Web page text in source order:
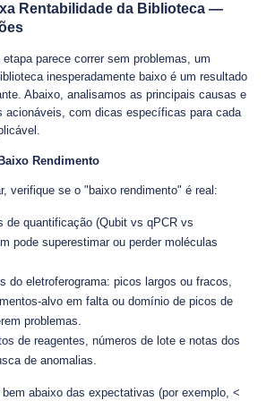
Rentabilidade da Biblioteca —
parece correr sem problemas, um
inesperadamente baixo é um resultado
Abaixo, analisamos as principais causas e
acionáveis, com dicas específicas para cada
Rendimento
verifique se o "baixo rendimento" é real:
de quantificação (Qubit vs qPCR vs
pode superestimar ou perder moléculas
do eletroferograma: picos largos ou fracos,
alvo em falta ou domínio de picos de
problemas.
de reagentes, números de lote e notas dos
de anomalias.
abaixo das expectativas (por exemplo, <